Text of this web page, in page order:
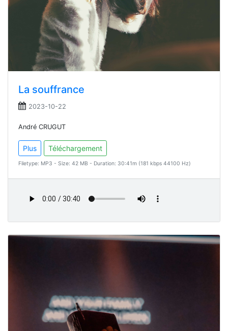
La souffrance
2023-10-22
André CRUGUT
Plus Téléchargement
Filetype: MP3 - Size: 42 MB - Duration: 30:41m (181 kbps 44100 Hz)